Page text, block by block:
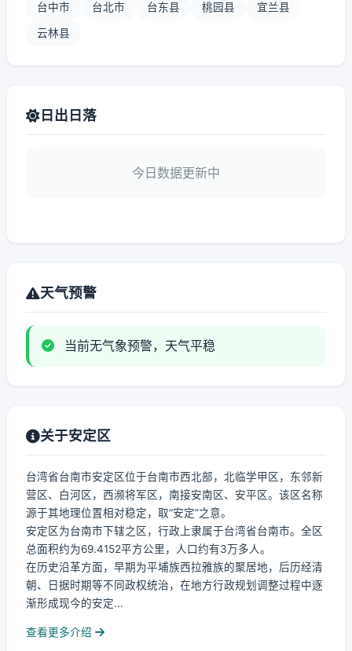
台中市 台北市 台东县 桃园县 宜兰县
云林县
日出日落
今日数据更新中
天气预警
当前无气象预警，天气平稳
关于安定区
台湾省台南市安定区位于台南市西北部，北临学甲区，东邻新
营区、白河区，西濒将军区，南接安南区、安平区。该区名称
源于其地理位置相对稳定，取“安定”之意。
安定区为台南市下辖之区，行政上隶属于台湾省台南市。全区
总面积约为69.4152平方公里，人口约有3万多人。
在历史沿革方面，早期为平埔族西拉雅族的聚居地，后历经清
朝、日据时期等不同政权统治，在地方行政规划调整过程中逐
渐形成现今的安定...
查看更多介绍